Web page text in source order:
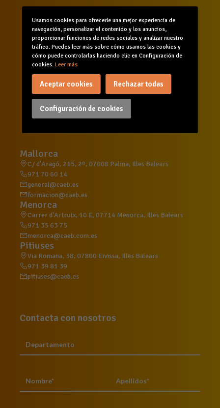
InicioQuiénes somosComunicación
ServiciosFormación
Canal de denuncias
Mallorca
C/ d'Aragó, 215, 2º, 07008 Palma, Illes Balears
971 70 60 14
general@caeb.es
formacion@caeb.es
Menorca
Carrer d'Artrutx, 10 E, 07714 Menorca, Illes Balears
971 35 63 75
menorca@caeb.com.es
Pitiuses
Via Romana, 38, 07800 Eivissa, Illes Balears
971 39 81 39
pitiuses@caeb.es
Contacta con nosotros
Usamos cookies para ofrecerle una mejor experiencia de
navegación, personalizar el contenido y los anuncios,
proporcionar funciones de redes sociales y analizar nuestro
tráfico. Puedes leer más sobre cómo usamos las cookies y
cómo puede controlarlas haciendo clic en Configuración de
cookies. Leer más
Configuración de cookies
Aceptar cookies Rechazar todas